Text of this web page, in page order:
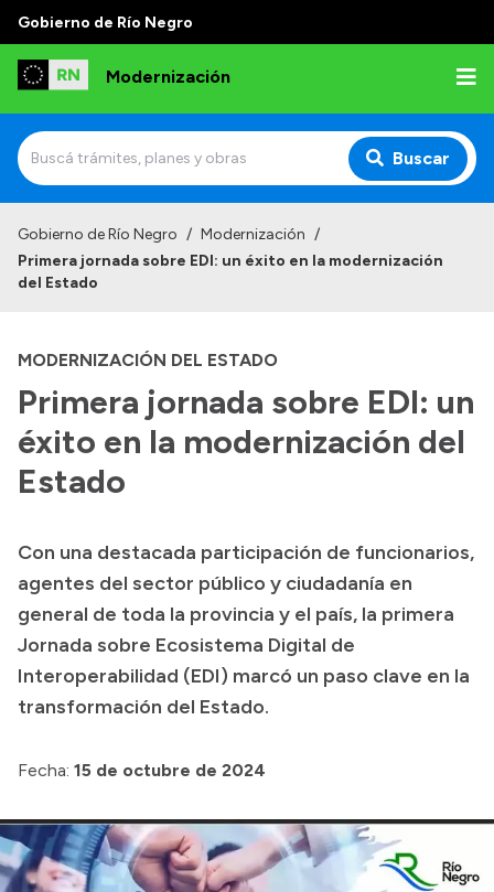
Gobierno de Río Negro
Modernización
Buscar
Institucional
Misión y Visión
Normativa
Transparencia
Boletín Oficial
Compras y licitaciones
Consulta de expedientes
Consulta de pago a proveedores
Convocatorias
Gobierno de Río Negro / Modernización /
Primera jornada sobre EDI: un éxito en la modernización
del Estado
MODERNIZACIÓN DEL ESTADO
Primera jornada sobre EDI: un
éxito en la modernización del
Estado
Con una destacada participación de funcionarios,
agentes del sector público y ciudadanía en
general de toda la provincia y el país, la primera
Jornada sobre Ecosistema Digital de
Interoperabilidad (EDI) marcó un paso clave en la
transformación del Estado.
Fecha: 15 de octubre de 2024